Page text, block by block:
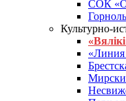
СОК
Культурно-
«Линия